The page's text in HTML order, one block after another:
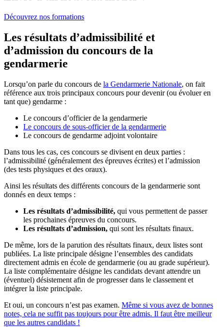
Découvrez nos formations
Les résultats d’admissibilité et
d’admission du concours de la
gendarmerie
Lorsqu’on parle du concours de la Gendarmerie Nationale, on fait
référence aux trois principaux concours pour devenir (ou évoluer en
tant que) gendarme :
Le concours d’officier de la gendarmerie
Le concours de sous-officier de la gendarmerie
Le concours de gendarme adjoint volontaire
Dans tous les cas, ces concours se divisent en deux parties :
l’admissibilité (généralement des épreuves écrites) et l’admission
(des tests physiques et des oraux).
Ainsi les résultats des différents concours de la gendarmerie sont
donnés en deux temps :
Les résultats d’admissibilité, qui vous permettent de passer
les prochaines épreuves du concours.
Les résultats d’admission, qui sont les résultats finaux.
De même, lors de la parution des résultats finaux, deux listes sont
publiées. La liste principale désigne l’ensembles des candidats
directement admis en école de gendarmerie (ou au grade supérieur).
La liste complémentaire désigne les candidats devant attendre un
(éventuel) désistement afin de progresser dans le classement et
intégrer la liste principale.
Et oui, un concours n’est pas examen. Même si vous avez de bonnes
notes, cela ne suffit pas toujours pour être admis. Il faut être meilleur
que les autres candidats !